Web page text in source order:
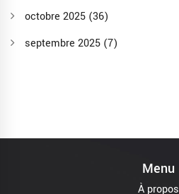
octobre 2025 (36)
septembre 2025 (7)
Menu
À propos